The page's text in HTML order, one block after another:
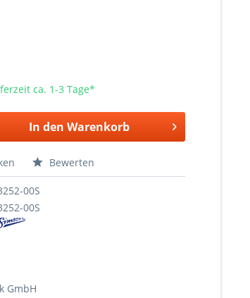
ca. 1-3 Tage*
In den Warenkorb
Bewerten
00S
00S
GmbH